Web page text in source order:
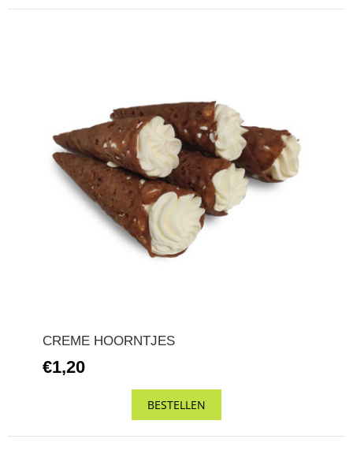
CREME HOORNTJES
€1,20